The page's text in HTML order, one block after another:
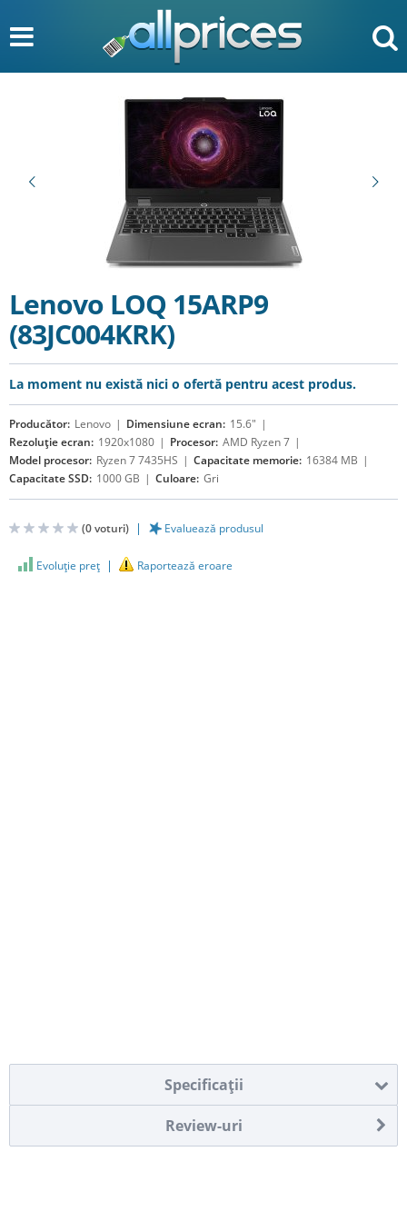
Lenovo LOQ 15ARP9
(83JC004KRK)
La moment nu există nici o ofertă pentru acest produs.
Producător: Lenovo Dimensiune ecran: 15.6"
Rezoluție ecran: 1920x1080 Procesor: AMD Ryzen 7
Model procesor: Ryzen 7 7435HS Capacitate memorie: 16384 MB
Capacitate SSD: 1000 GB Culoare: Gri
(0voturi) Evaluează produsul
Evoluţie preţ Raportează eroare
Specificaţii
Review-uri